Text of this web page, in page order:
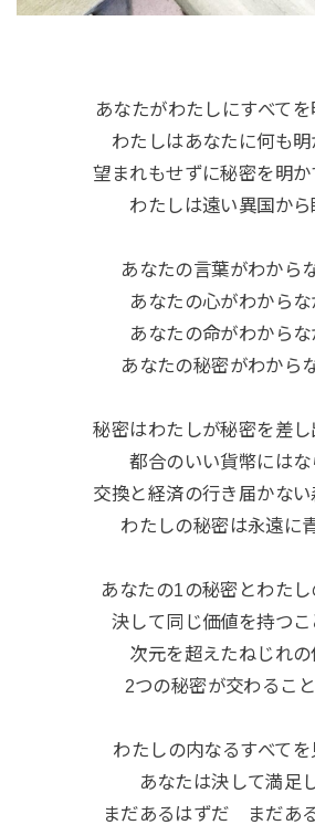
あなたがわたしにすべてを
わたしはあなたに何も
望まれもせずに秘密を明
わたしは遠い異国から
あなたの言葉がわから
あなたの心がわからな
あなたの命がわからな
あなたの秘密がわから
秘密はわたしが秘密を差
都合のいい貨幣にはな
交換と経済の行き届かな
わたしの秘密は永遠に
あなたの1の秘密とわた
決して同じ価値を持つこ
次元を超えたねじれの
2つの秘密が交わるこ
わたしの内なるすべてを
あなたは決して満足
まだあるはずだ まだあ